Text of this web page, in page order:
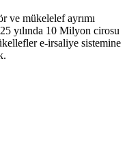
ve mükelelef ayrımı
yılında 10 Milyon cirosu
e-irsaliye sistemine